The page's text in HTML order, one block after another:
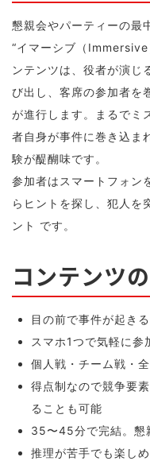
懇親会やパーティーの最
“イマーシブ（Immersive
ンテンツは、役者が演じ
び出し、客席の参加者を
が進行します。まるでミ
者自身が事件に巻き込ま
験が醍醐味です。
参加者はスマートフォン
らヒントを探し、犯人を
ント です。
コンテンツ
目の前で事件が起き
スマホ1つで気軽に参
個人戦・チーム戦・
得点制なので競争要
ることも可能
35〜45分で完結。懇
推理が苦手でも楽し